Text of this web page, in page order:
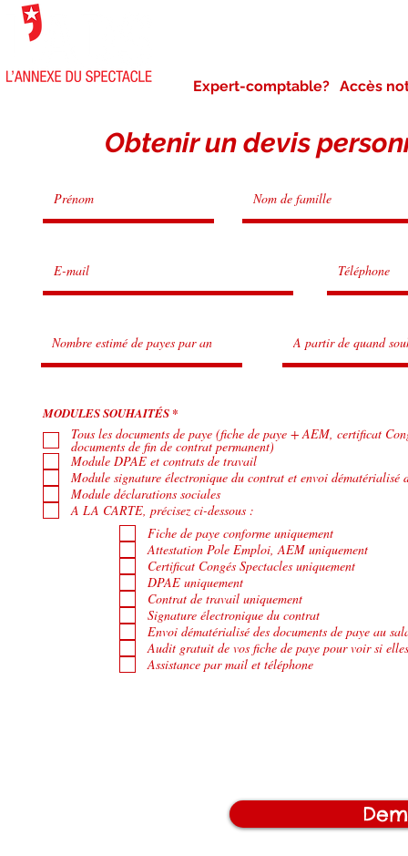
Expert-comptable? Accès
Obtenir un devis
MODULES SOUHAITÉS *
l
i
g
a
t
o
i
r
e
Tous les documents de paye (fiche de paye + AEM, certificat
documents de fin de contrat permanent)
Module DPAE et contrats de travail
Module signature électronique du contrat et envoi dématérialisé
Module déclarations sociales
A LA CARTE, précisez ci-dessous :
Fiche de paye conforme uniquement
Attestation Pole Emploi, AEM uniquement
Certificat Congés Spectacles uniquement
DPAE uniquement
Contrat de travail uniquement
Signature électronique du contrat
Envoi dématérialisé des documents de paye au
Audit gratuit de vos fiche de paye pour voir si
Assistance par mail et téléphone